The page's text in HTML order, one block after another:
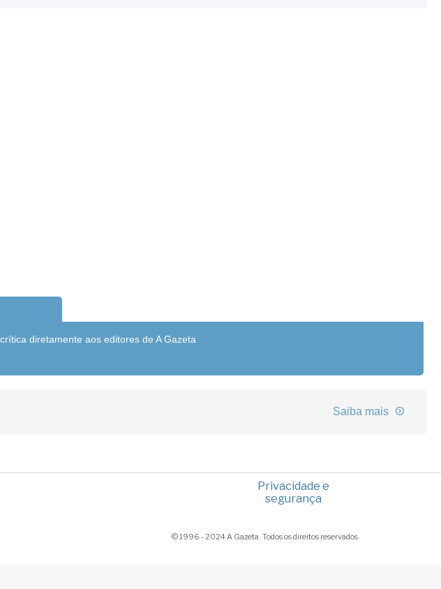
diretamente aos editores de A Gazeta
Saiba mais
Privacidade e
segurança
© 1996 - 2024 A Gazeta. Todos os direitos reservados